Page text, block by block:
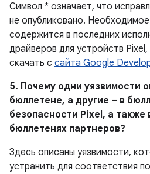
Символ * означает, что
не опубликовано.
содержится в последних
драйверов для устройств
скачать с сайта Google
5. Почему одни уязвимости
бюллетене, а другие – в
безопасности Pixel, а также
бюллетенях партнеров?
Здесь описаны уязвимости,
устранить для соответствия